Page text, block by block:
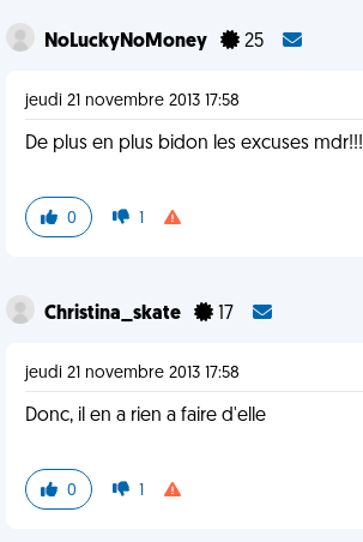
NoLuckyNoMoney 25
jeudi 21 novembre 2013 17:58
De plus en plus bidon les excuses mdr!!!
0 1
Christina_skate 17
jeudi 21 novembre 2013 17:58
Donc, il en a rien a faire d'elle
0 1